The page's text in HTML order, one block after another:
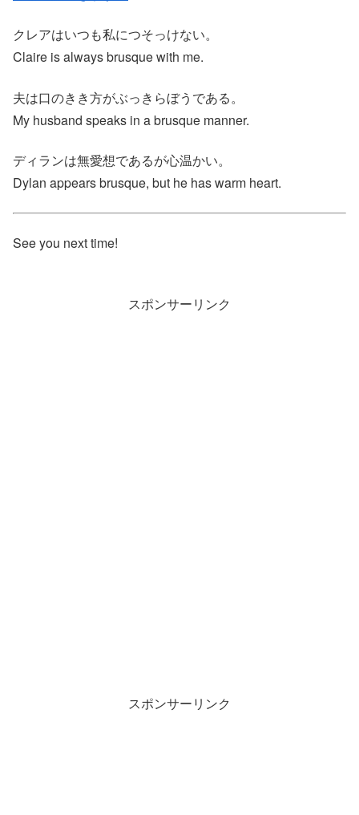
クレアはいつも私につそっけない。
Claire is always brusque with me.
夫は口のきき方がぶっきらぼうである。
My husband speaks in a brusque manner.
ディランは無愛想であるが心温かい。
Dylan appears brusque, but he has warm heart.
See you next time!
スポンサーリンク
スポンサーリンク